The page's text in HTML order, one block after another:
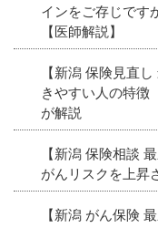
インをご存じです
【医師解説】
【新潟 保険見直
きやすい人の特徴
が解説
【新潟 保険相談
がんリスクを上昇
【新潟 がん保険